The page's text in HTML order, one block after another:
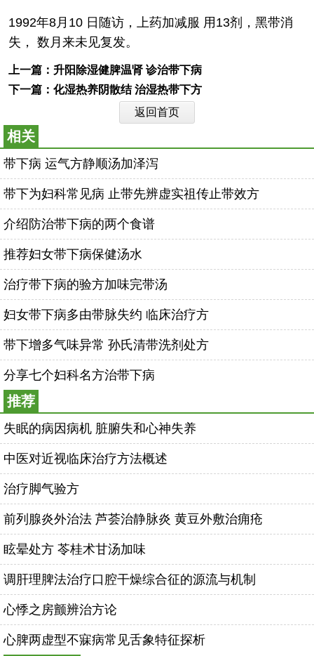
1992年8月10 日随访，上药加减服 用13剂，黑带消
失， 数月来未见复发。
上一篇： 升阳除湿健脾温肾 诊治带下病
下一篇： 化湿热养阴散结 治湿热带下方
返回首页
相关
带下病 运气方静顺汤加泽泻
带下为妇科常见病 止带先辨虚实祖传止带效方
介绍防治带下病的两个食谱
推荐妇女带下病保健汤水
治疗带下病的验方加味完带汤
妇女带下病多由带脉失约 临床治疗方
带下增多气味异常 孙氏清带洗剂处方
分享七个妇科名方治带下病
推荐
失眠的病因病机 脏腑失和心神失养
中医对近视临床治疗方法概述
治疗脚气验方
前列腺炎外治法 芦荟治静脉炎 黄豆外敷治痈疮
眩晕处方 苓桂术甘汤加味
调肝理脾法治疗口腔干燥综合征的源流与机制
心悸之房颤辨治方论
心脾两虚型不寐病常见舌象特征探析